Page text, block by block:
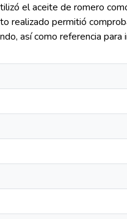
el aceite de romero
realizado permitió
así como referencia para